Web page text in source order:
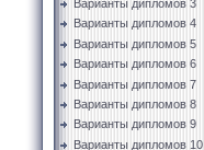
Варианты дипломов 3
Варианты дипломов 4
Варианты дипломов 5
Варианты дипломов 6
Варианты дипломов 7
Варианты дипломов 8
Варианты дипломов 9
Варианты дипломов 10